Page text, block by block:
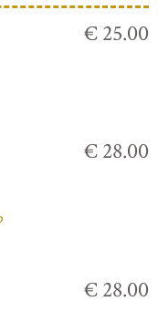
€ 25.00
€ 28.00
€ 28.00